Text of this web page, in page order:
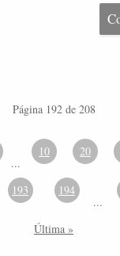
Página 192 de 208
...
10 20
193 194
...
Última »